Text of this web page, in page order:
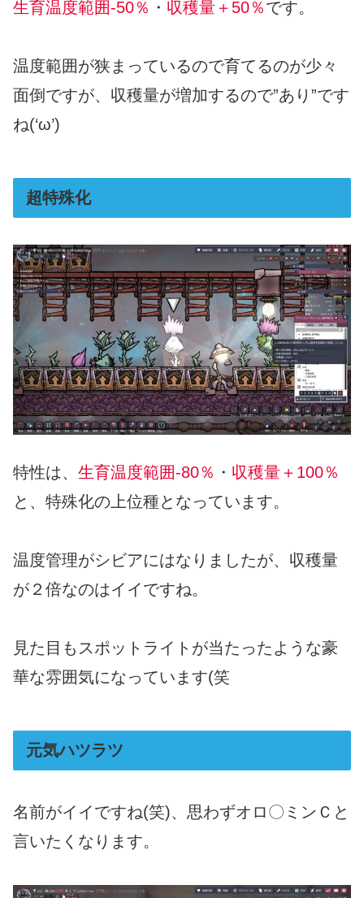
生育温度範囲-50％ ・ 収穫量＋50％です。
温度範囲が狭まっているので育てるのが少々
面倒ですが、収穫量が増加するので”あり”です
ね(‘ω’)
超特殊化
特性は、 生育温度範囲-80％ ・ 収穫量＋100％
と、特殊化の上位種となっています。
温度管理がシビアにはなりましたが、収穫量
が２倍なのはイイですね。
見た目もスポットライトが当たったような豪
華な雰囲気になっています(笑
元気ハツラツ
名前がイイですね(笑)、思わずオロ〇ミンＣと
言いたくなります。